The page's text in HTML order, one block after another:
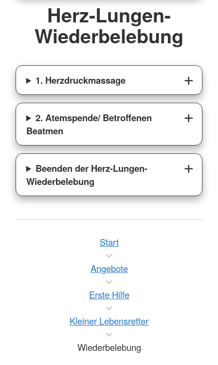
Herz-Lungen-
Wiederbelebung
1. Herzdruckmassage
2. Atemspende/ Betroffenen
Beatmen
Beenden der Herz-Lungen-
Wiederbelebung
Start
Angebote
Erste Hilfe
Kleiner Lebensretter
Wiederbelebung